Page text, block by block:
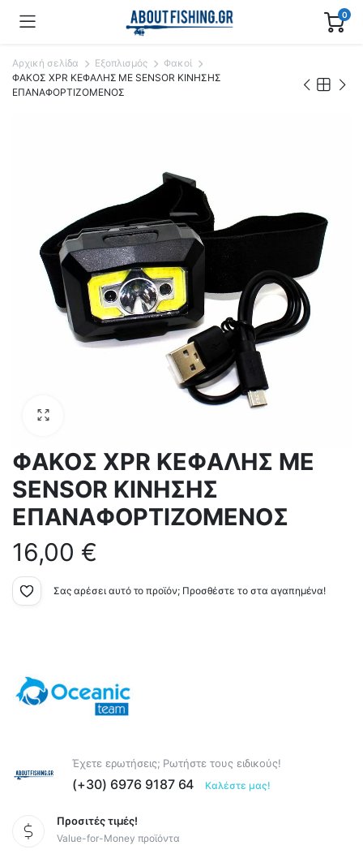
0
Αρχική σελίδα Εξοπλισμός
Φακοί
ΦΑΚΟΣ XPR ΚΕΦΑΛΗΣ ΜΕ SENSOR ΚΙΝΗΣΗΣ
ΕΠΑΝΑΦΟΡΤΙΖΟΜΕΝΟΣ
ΦΑΚΟΣ XPR ΚΕΦΑΛΗΣ ΜΕ
SENSOR ΚΙΝΗΣΗΣ
ΕΠΑΝΑΦΟΡΤΙΖΟΜΕΝΟΣ
16,00 €
Σας αρέσει αυτό το προϊόν; Προσθέστε το στα αγαπημένα!
Έχετε ερωτήσεις; Ρωτήστε τους ειδικούς!
(+30) 6976 9187 64 Καλέστε μας!
Προσιτές τιμές!
Value-for-Money προϊόντα